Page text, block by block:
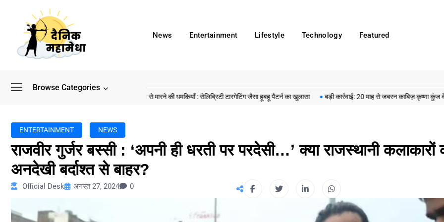
News Entertainment Lifestyle Technology Featured
Browse Categories
अब डिफेंस टाइकून साहिल लूथरा को मिली जान से मारने की धमकियाँ : सेलिब्रिटी टारगेटिंग जैसा हूबहू पैटर्न का खुलासा बड़ी कार्रवाई: 20 माह से जबरन काबिज़ कृष्णा कुंज वेलफेयर
ENTERTAINMENT NEWS
राजवीर गुर्जर बस्सी : ‘अपनी ही धरती पर परदेसी…’ क्या राजस्थानी कलाकारों
अनदेखी बर्दाश्त से बाहर?
Official Desk अगस्त 27, 2024 0